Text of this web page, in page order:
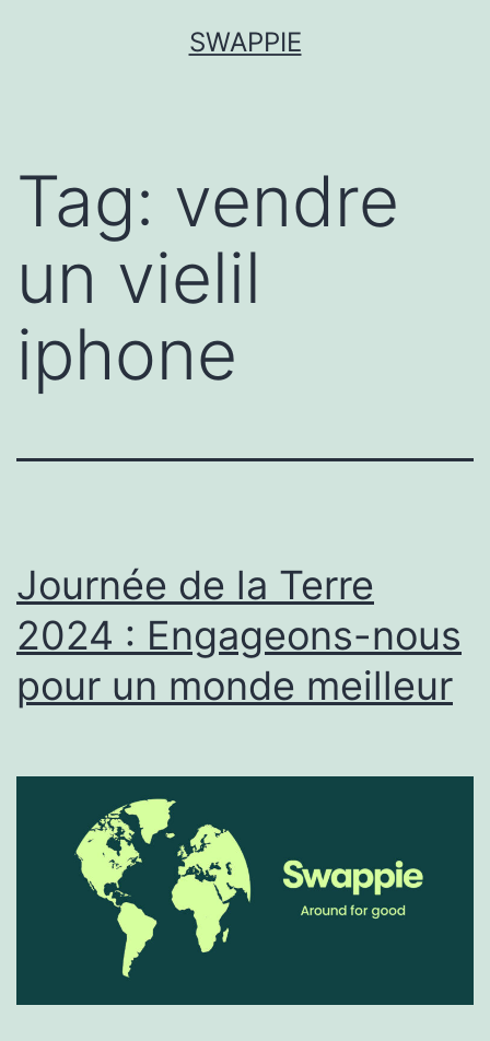
SWAPPIE
Tag: vendre
un vielil
iphone
Journée de la Terre
2024 : Engageons-nous
pour un monde meilleur